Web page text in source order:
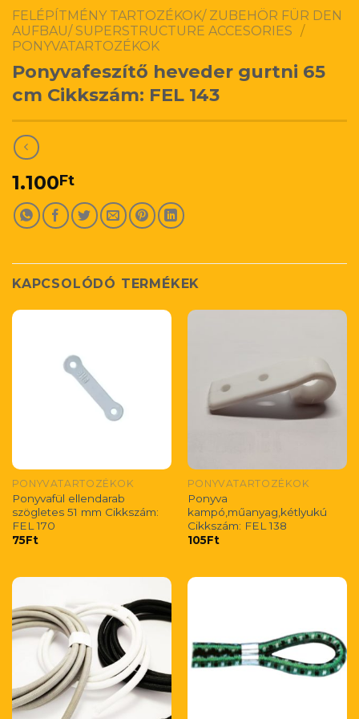
FELÉPÍTMÉNY TARTOZÉKOK/ ZUBEHÖR FÜR DEN
AUFBAU/ SUPERSTRUCTURE ACCESORIES /
PONYVATARTOZÉKOK
Ponyvafeszítő heveder gurtni 65
cm Cikkszám: FEL 143
1.100Ft
KAPCSOLÓDÓ TERMÉKEK
PONYVATARTOZÉKOK
Ponyvafül ellendarab
szögletes 51 mm Cikkszám:
FEL 170
75Ft
PONYVATARTOZÉKOK
Ponyva
kampó,műanyag,kétlyukú
Cikkszám: FEL 138
105Ft